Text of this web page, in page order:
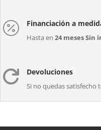
 Financiación a
Hasta en 24 meses Sin
 Devoluciones
Si no quedas satisfecho